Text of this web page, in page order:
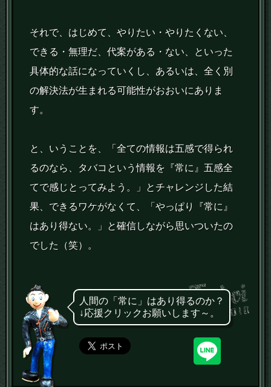
それで、はじめて、やりたい・やりたくない、
できる・無理だ、代案がある・ない、といった
具体的な話になっていくし、あるいは、全く別
の解決法が生まれる可能性がおおいにありま
す。
と、いうことを、「全ての情報は五感で得られ
るのなら、タバコという情報を『常に』五感全
てで感じとってみよう。」とチャレンジした結
果、できるワケがなくて、「やっぱり『常に』
はあり得ない。」と確信しながら思いついたの
でした（笑）。
人間の「常に」はあり得るのか？
↓応援クリックお願いします～。